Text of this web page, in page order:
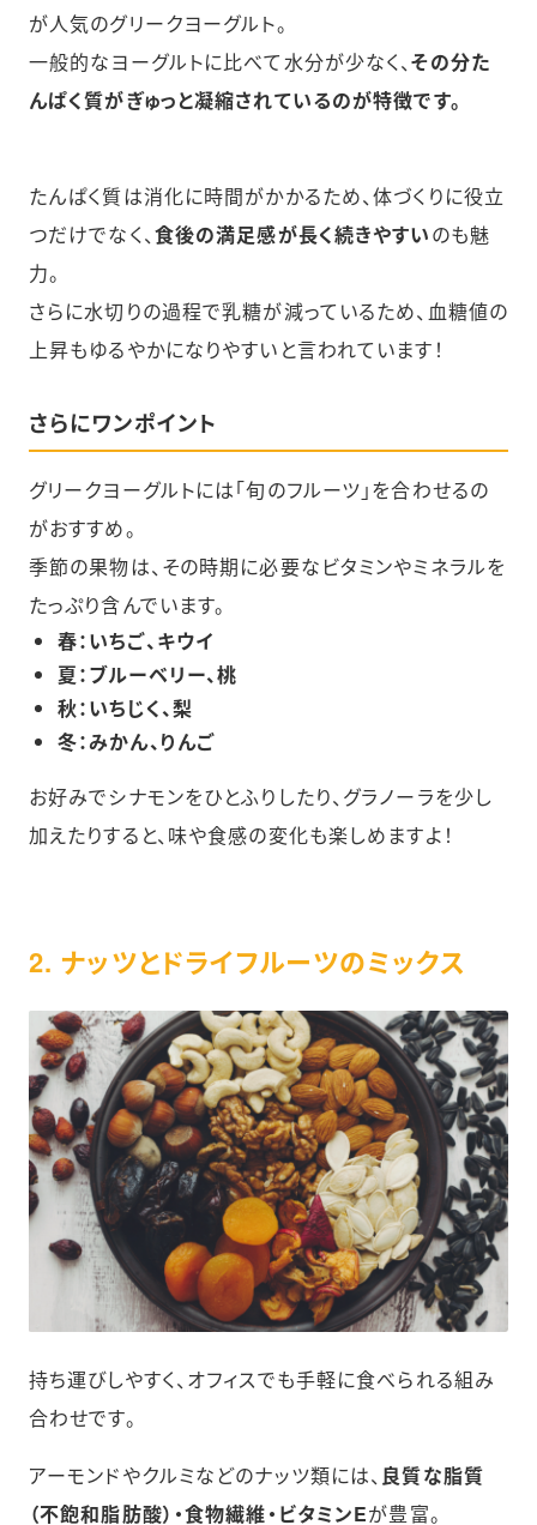
が人気のグリークヨーグルト。
一般的なヨーグルトに比べて水分が少なく、その分た
んぱく質がぎゅっと凝縮されているのが特徴です。
たんぱく質は消化に時間がかかるため、体づくりに役立
つだけでなく、食後の満足感が長く続きやすいのも魅
力。
さらに水切りの過程で乳糖が減っているため、血糖値の
上昇もゆるやかになりやすいと言われています！
さらにワンポイント
グリークヨーグルトには「旬のフルーツ」を合わせるの
がおすすめ。
季節の果物は、その時期に必要なビタミンやミネラルを
たっぷり含んでいます。
春：いちご、キウイ
夏：ブルーベリー、桃
秋：いちじく、梨
冬：みかん、りんご
お好みでシナモンをひとふりしたり、グラノーラを少し
加えたりすると、味や食感の変化も楽しめますよ！
2. ナッツとドライフルーツのミックス
持ち運びしやすく、オフィスでも手軽に食べられる組み
合わせです。
アーモンドやクルミなどのナッツ類には、 良質な脂質
（不飽和脂肪酸）・食物繊維・ビタミンEが豊富。